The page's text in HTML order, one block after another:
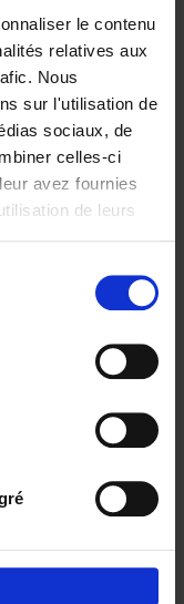
le contenu
relatives aux
Nous
sur l'utilisation de
sociaux, de
celles-ci
avez fournies
de leurs
= Building
Feyter
Carolien Boom
200
like a PRO -
edition (EN)